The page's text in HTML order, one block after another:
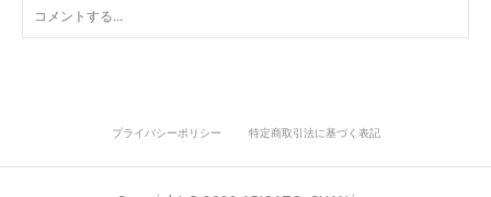
プライバシーポリシー 特定商取引法に基づく表記